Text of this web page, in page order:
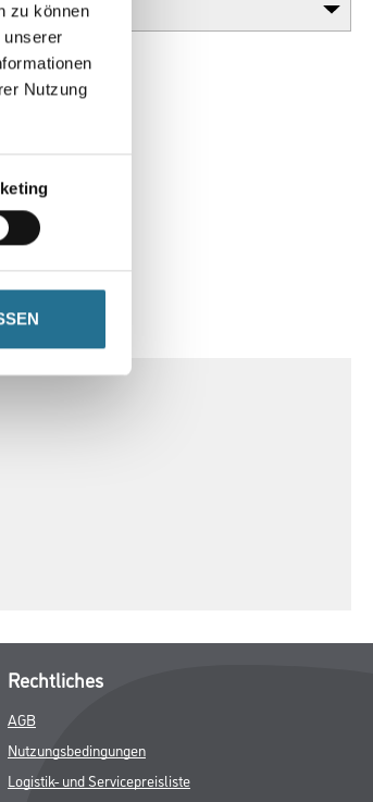
zu können
unserer
Nutzung
Rechtliches
AGB
Nutzungsbedingungen
Logistik- und Servicepreisliste